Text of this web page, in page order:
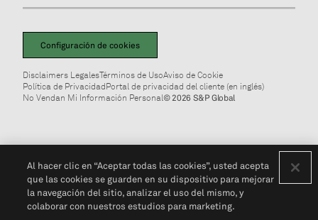
Configuración de cookies
Disclaimers LegalesTérminos de UsoAviso de Cookie
Política de PrivacidadPortal de privacidad del cliente (en inglés)
No Vendan Mi Información Personal© 2026 S&P Global
Al hacer clic en “Aceptar todas las cookies”, usted acepta
que las cookies se guarden en su dispositivo para mejorar
la navegación del sitio, analizar el uso del mismo, y
colaborar con nuestros estudios para marketing.